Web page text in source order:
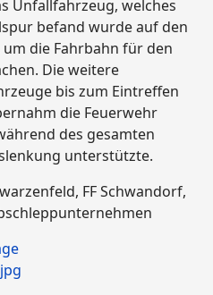
Unfallfahrzeug, welches
befand wurde auf den
die Fahrbahn für den
Die weitere
bis zum Eintreffen
die Feuerwehr
des gesamten
unterstützte.
FF Schwandorf,